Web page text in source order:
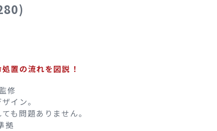
置の流れを図説！
修
イン。
も問題ありません。
拠